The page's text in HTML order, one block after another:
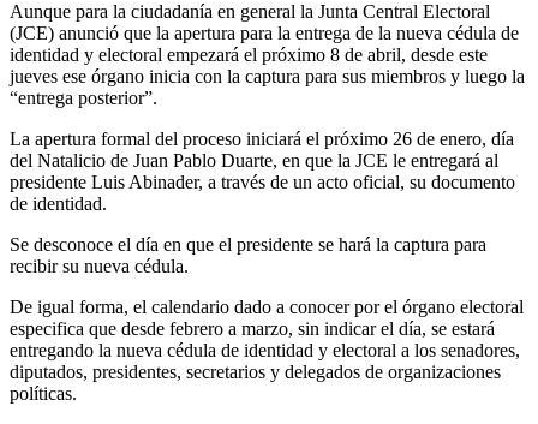
Aunque para la ciudadanía en general la Junta Central Electoral
(JCE) anunció que la apertura para la entrega de la nueva cédula de
identidad y electoral empezará el próximo 8 de abril, desde este
jueves ese órgano inicia con la captura para sus miembros y luego la
“entrega posterior”.
La apertura formal del proceso iniciará el próximo 26 de enero, día
del Natalicio de Juan Pablo Duarte, en que la JCE le entregará al
presidente Luis Abinader, a través de un acto oficial, su documento
de identidad.
Se desconoce el día en que el presidente se hará la captura para
recibir su nueva cédula.
De igual forma, el calendario dado a conocer por el órgano electoral
especifica que desde febrero a marzo, sin indicar el día, se estará
entregando la nueva cédula de identidad y electoral a los senadores,
diputados, presidentes, secretarios y delegados de organizaciones
políticas.